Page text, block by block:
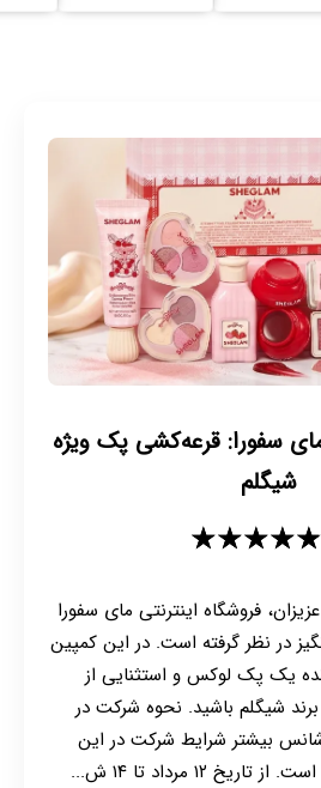
مای سفورا: قرعه‌کشی پک ویژه
شیگلم
★★★★★
فروشگاه اینترنتی مای سفورا
در نظر گرفته است. در این کمپین
یک پک لوکس و استثنایی از
شیگلم باشید. نحوه شرکت در
بیشتر شرایط شرکت در این
۱۲ مرداد تا ۱۴ ش...